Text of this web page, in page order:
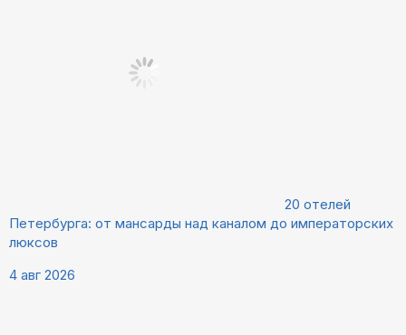
20 отелей
Петербурга: от мансарды над каналом до императорских
люксов
4 авг 2026